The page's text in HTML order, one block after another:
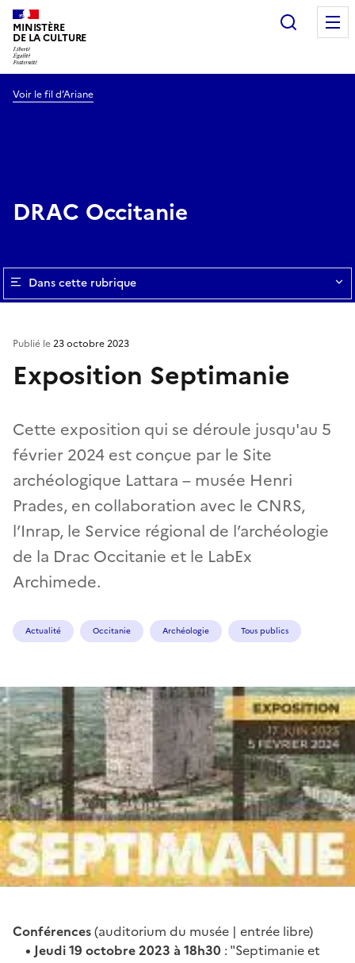
MINISTÈRE
DE LA CULTURE
Voir le fil d’Ariane
DRAC Occitanie
Dans cette rubrique
Exposition Septimanie
Cette exposition qui se déroule jusqu'au 5
février 2024 est conçue par le Site
archéologique Lattara – musée Henri
Prades, en collaboration avec le CNRS,
l’Inrap, le Service régional de l’archéologie
de la Drac Occitanie et le LabEx
Archimede.
Publié le23 octobre 2023
Actualité Occitanie Archéologie Tous publics
Conférences(auditorium du musée | entrée libre)
• Jeudi 19 octobre 2023 à 18h30 : "Septimanie et